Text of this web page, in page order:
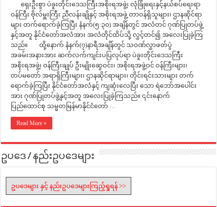
ရှေးဦးစွာ ပဲခူးတိုင်းဒေသကြီးအစိုးရအဖွဲ့၊ လုံခြုံရေးနှင့်နယ်စပ်ရေးရာ
ဝန်ကြီး ဗိုလ်မှူးကြီး ညီလန်းချိုနှင့် အစိုးရအဖွဲ့ တာဝန်ရှိသူများ၊ ဌာနဆိုင်ရာ
များ တက်ရောက်ခဲ့ကြပြီး နံနက်(၅:၃၀) အချိန်တွင် အလံတင် ဂုဏ်ပြုတပ်ဖွဲ့
နှင့်အတူ နိုင်ငံတော်အလံအား အလံတိုင်ထိပ်သို့ လွှင့်တင်၍ အလေးပြုခဲ့ကြ
သည်။ ထို့နောက် နံနက်(၇)နာရီအချိန်တွင် သဝဏ်လွှာဖတ်ပွဲ
အခမ်းအနားအား ဆက်လက်ကျင်းပပြလုပ်ရာ ပဲခူးတိုင်းဒေသကြီး
အစိုးရအဖွဲ့၊ ဝန်ကြီးချုပ် ဦးမျိုးဆွေဝင်း၊ အစိုးရအဖွဲ့ဝင် ဝန်ကြီးများ၊
တပ်မတော် အရာရှိကြီးများ၊ ဌာနဆိုင်ရာများ၊ တိုင်းရင်းသားများ တက်
ရောက်ခဲ့ကြပြီး နိုင်ငံတော်အလံနှင့် ကျဆုံးလေပြီး သော ရဲဘော်အပေါင်း
အား ဂုဏ်ပြုတပ်ဖွဲ့နှင့်အတူ အလေးပြုခဲ့ကြသည်။ ၎င်းနောက်
ပြည်ထောင်စု သမ္မတမြန်မာနိုင်ငံတော် …
Read More »
ဥပဒေ / နည်းဥပဒေများ
ဥပဒေများ နှင့် နည်းဥပဒေများကြည့်ရှုရန် >>